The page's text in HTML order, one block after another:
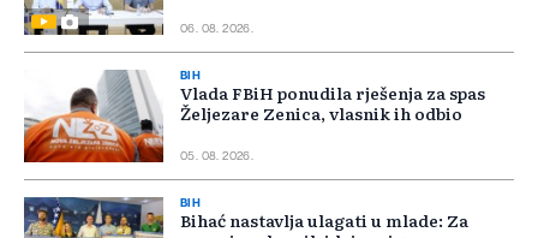
06. 08. 2026.
BIH
Vlada FBiH ponudila rješenja za spas
Željezare Zenica, vlasnik ih odbio
05. 08. 2026.
BIH
Bihać nastavlja ulagati u mlade: Za